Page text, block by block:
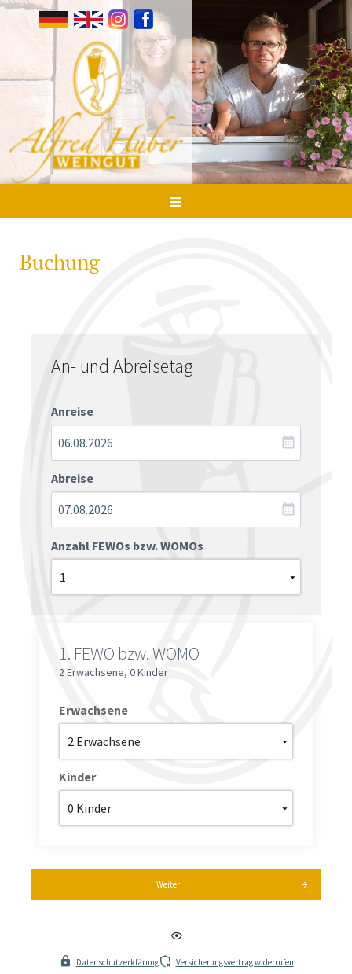
≡
Buchung
An- und Abreisetag
Anreise
Abreise
Anzahl FEWOs bzw. WOMOs
1. FEWO bzw. WOMO
2 Erwachsene, 0 Kinder
Erwachsene
Kinder
Weiter
Datenschutzerklärung Versicherungsvertrag widerrufen